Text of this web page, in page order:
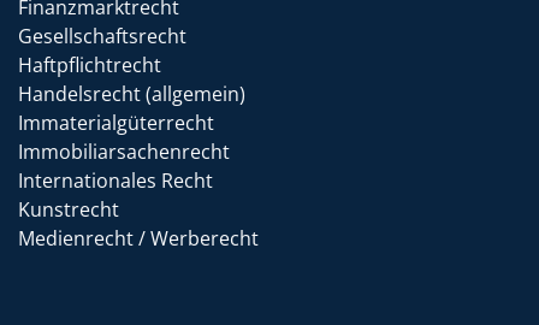
Finanzmarktrecht
Gesellschaftsrecht
Haftpflichtrecht
Handelsrecht (allgemein)
Immaterialgüterrecht
Immobiliarsachenrecht
Internationales Recht
Kunstrecht
Medienrecht / Werberecht